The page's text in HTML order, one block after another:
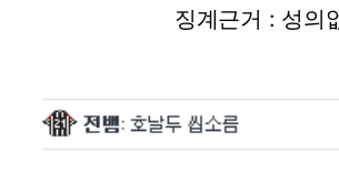
징계근거 : 성의